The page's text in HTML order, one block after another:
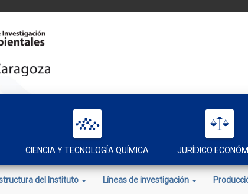
CIENCIA Y TECNOLOGÍA QUÍMICA JURÍDICO
del Instituto Líneas de investigación